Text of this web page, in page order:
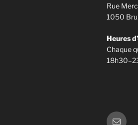
Rue
1050
Heures
Chaque
E-